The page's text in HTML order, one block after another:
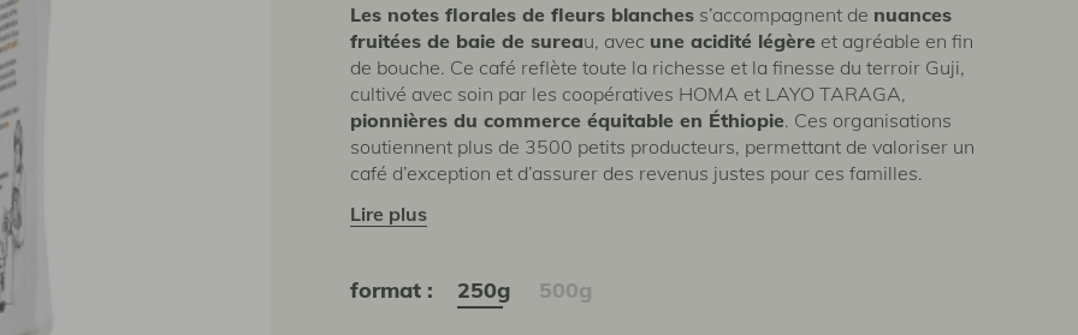
Les notes florales de fleurs blanches s’accompagnent de nuances
fruitées de baie de sureau, avec une acidité légère et agréable en fin
de bouche. Ce café reflète toute la richesse et la finesse du terroir Guji,
cultivé avec soin par les coopératives HOMA et LAYO TARAGA,
pionnières du commerce équitable en Éthiopie. Ces organisations
soutiennent plus de 3500 petits producteurs, permettant de valoriser un
café d’exception et d’assurer des revenus justes pour ces familles.
lire plus
format : 250g 500g